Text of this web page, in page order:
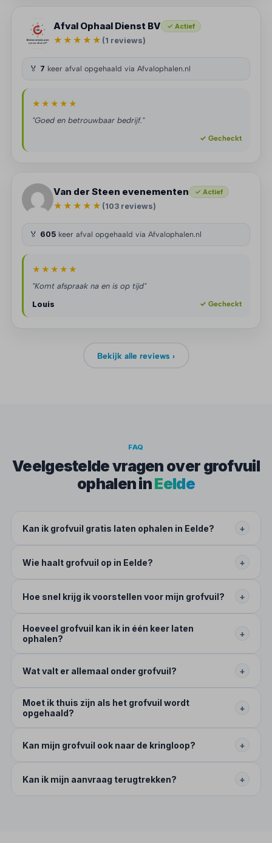
Afval Ophaal Dienst BV ✓ Actief
★★★★★ (1 reviews)
🏅 7 keer afval opgehaald via Afvalophalen.nl
★★★★★
"Goed en betrouwbaar bedrijf."
✓ Gecheckt
Van der Steen evenementen ✓ Actief
★★★★★ (103 reviews)
🏅 605 keer afval opgehaald via Afvalophalen.nl
★★★★★
"Komt afspraak na en is op tijd"
Louis
✓ Gecheckt
Bekijk alle reviews ›
FAQ
Veelgestelde vragen over grofvuil
ophalen inEelde
Kan ik grofvuil gratis laten ophalen in Eelde? +
Wie haalt grofvuil op in Eelde? +
Hoe snel krijg ik voorstellen voor mijn grofvuil? +
Hoeveel grofvuil kan ik in één keer laten
ophalen?
+
Wat valt er allemaal onder grofvuil? +
Moet ik thuis zijn als het grofvuil wordt
opgehaald?
+
Kan mijn grofvuil ook naar de kringloop? +
Kan ik mijn aanvraag terugtrekken? +